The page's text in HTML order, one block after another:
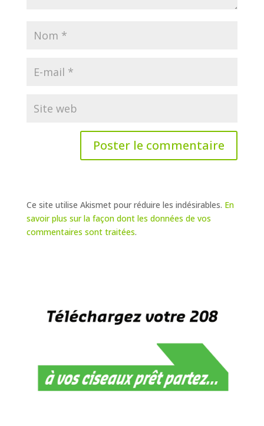
Ce site utilise Akismet pour réduire les indésirables. En
savoir plus sur la façon dont les données de vos
commentaires sont traitées.